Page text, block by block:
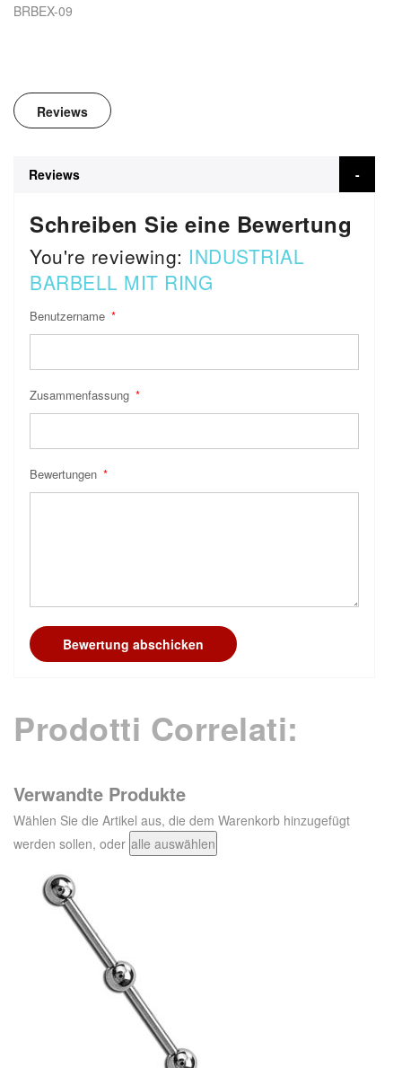
BRBEX-09
Reviews
Reviews
Schreiben Sie eine Bewertung
You're reviewing: INDUSTRIAL
BARBELL MIT RING
Benutzername
Zusammenfassung
Bewertungen
Bewertung abschicken
Prodotti Correlati:
Verwandte Produkte
Wählen Sie die Artikel aus, die dem Warenkorb hinzugefügt
werden sollen, oder alle auswählen